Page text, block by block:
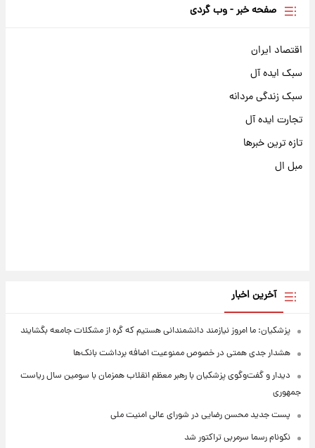
صفحه خبر - وب گردی
اقتصاد ایران
سبک ایده آل
سبک زندگی مردانه
تجارت ایده آل
تازه ترین خبرها
مبل ال
آخرین اخبار
پزشکیان: ما امروز نیازمند دانشمندانی هستیم که گره از مشکلات جامعه بگشایند
هشدار جدی همتی در خصوص ممنوعیت اضافه ‌برداشت بانک‌ها
دیدار و گفت‌وگوی پزشکیان با رهبر معظم انقلاب همزمان با سومین سال ریاست
جمهوری
پست جدید محسن رضایی در شورای عالی امنیت ملی
نکونام رسما سرمربی تراکتور شد